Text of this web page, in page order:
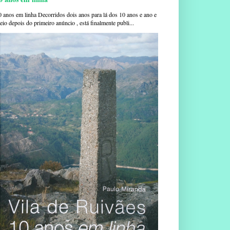
anos em linha Decorridos dois anos para lá dos 10 anos e ano e
depois do primeiro anúncio , está finalmente publi...